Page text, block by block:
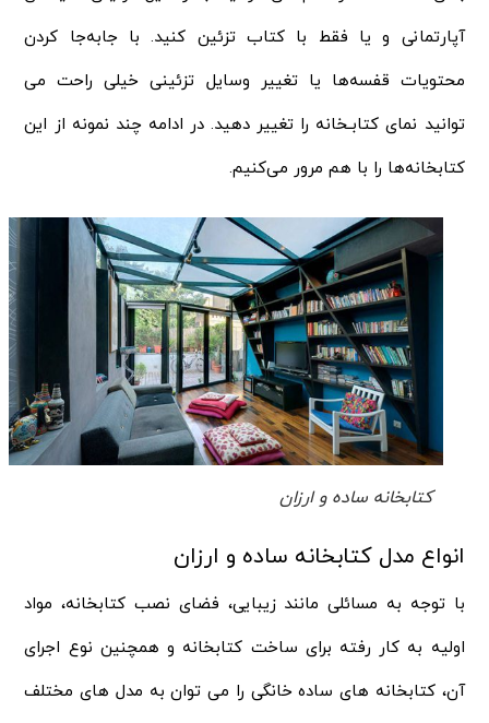
آپارتمانی و یا فقط با کتاب تزئین کنید. با جابه‌جا کردن
محتویات قفسه‌ها یا تغییر وسایل تزئینی خیلی راحت می‌
توانید نمای کتابـخانه را تغییر دهید. در ادامه چند نمونه از این
کتابخانه‌ها را با هم مرور می‌کنیم.
کتابخانه ساده و ارزان
انواع مدل کتابخانه ساده و ارزان
با توجه به مسائلی مانند زیبایی، فضای نصب کتابخانه، مواد
اولیه به کار رفته برای ساخت کتابخانه و همچنین نوع اجرای
آن، کتابخانه های ساده خانگی را می توان به مدل های مختلف